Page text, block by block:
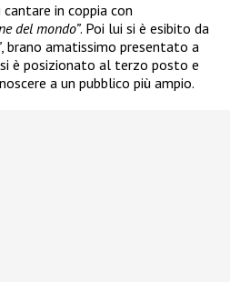
in coppia con
del mondo”. Poi lui si è esibito da
, brano amatissimo presentato a
è posizionato al terzo posto e
a un pubblico più ampio.